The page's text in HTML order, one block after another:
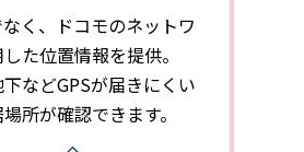
く、ドコモのネットワ
た位置情報を提供。
などGPSが届きにくい
所が確認できます。